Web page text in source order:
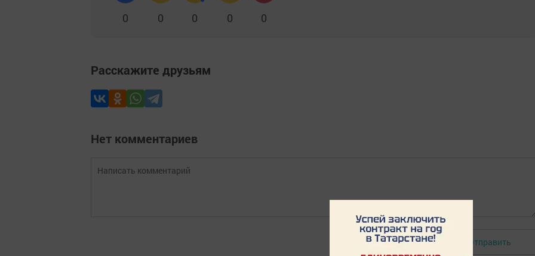
0 0 0 0 0
Расскажите друзьям
Нет комментариев
Авторизоваться Отправить